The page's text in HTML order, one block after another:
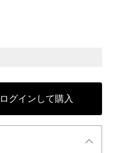
ログインして購入